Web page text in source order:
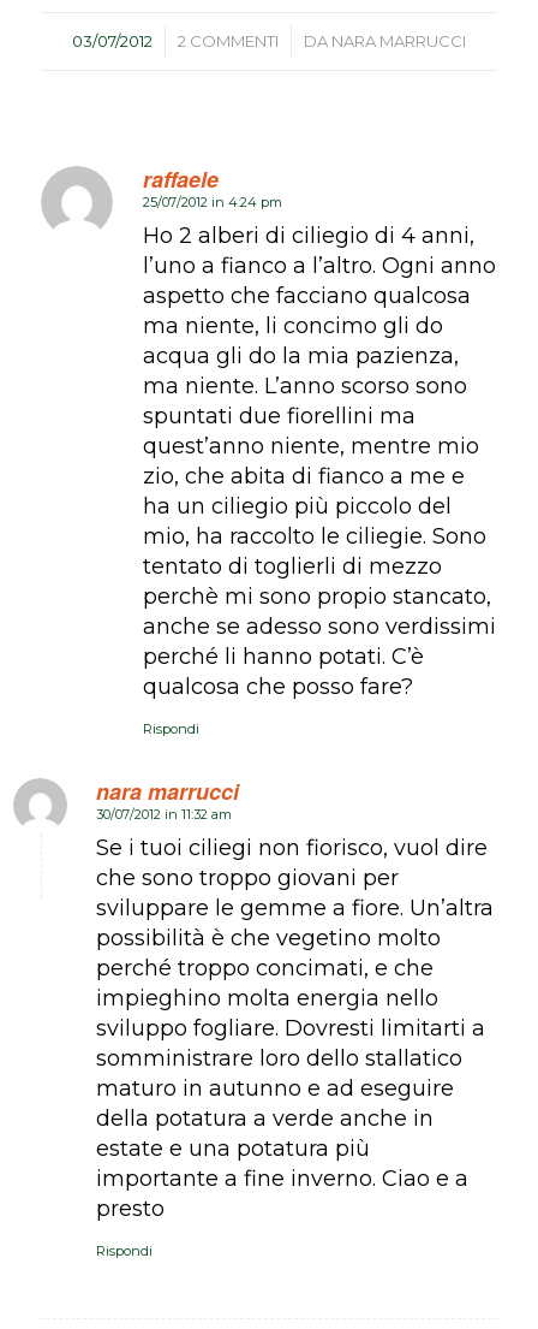
03/07/2012
/ 2 COMMENTI
/ DA NARA MARRUCCI
raffaele
dice:
25/07/2012 in 4:24 pm
Ho 2 alberi di ciliegio di 4 anni,
l’uno a fianco a l’altro. Ogni anno
aspetto che facciano qualcosa
ma niente, li concimo gli do
acqua gli do la mia pazienza,
ma niente. L’anno scorso sono
spuntati due fiorellini ma
quest’anno niente, mentre mio
zio, che abita di fianco a me e
ha un ciliegio più piccolo del
mio, ha raccolto le ciliegie. Sono
tentato di toglierli di mezzo
perchè mi sono propio stancato,
anche se adesso sono verdissimi
perché li hanno potati. C’è
qualcosa che posso fare?
Rispondi
nara marrucci
dice:
30/07/2012 in 11:32 am
Se i tuoi ciliegi non fiorisco, vuol dire
che sono troppo giovani per
sviluppare le gemme a fiore. Un’altra
possibilità è che vegetino molto
perché troppo concimati, e che
impieghino molta energia nello
sviluppo fogliare. Dovresti limitarti a
somministrare loro dello stallatico
maturo in autunno e ad eseguire
della potatura a verde anche in
estate e una potatura più
importante a fine inverno. Ciao e a
presto
Rispondi